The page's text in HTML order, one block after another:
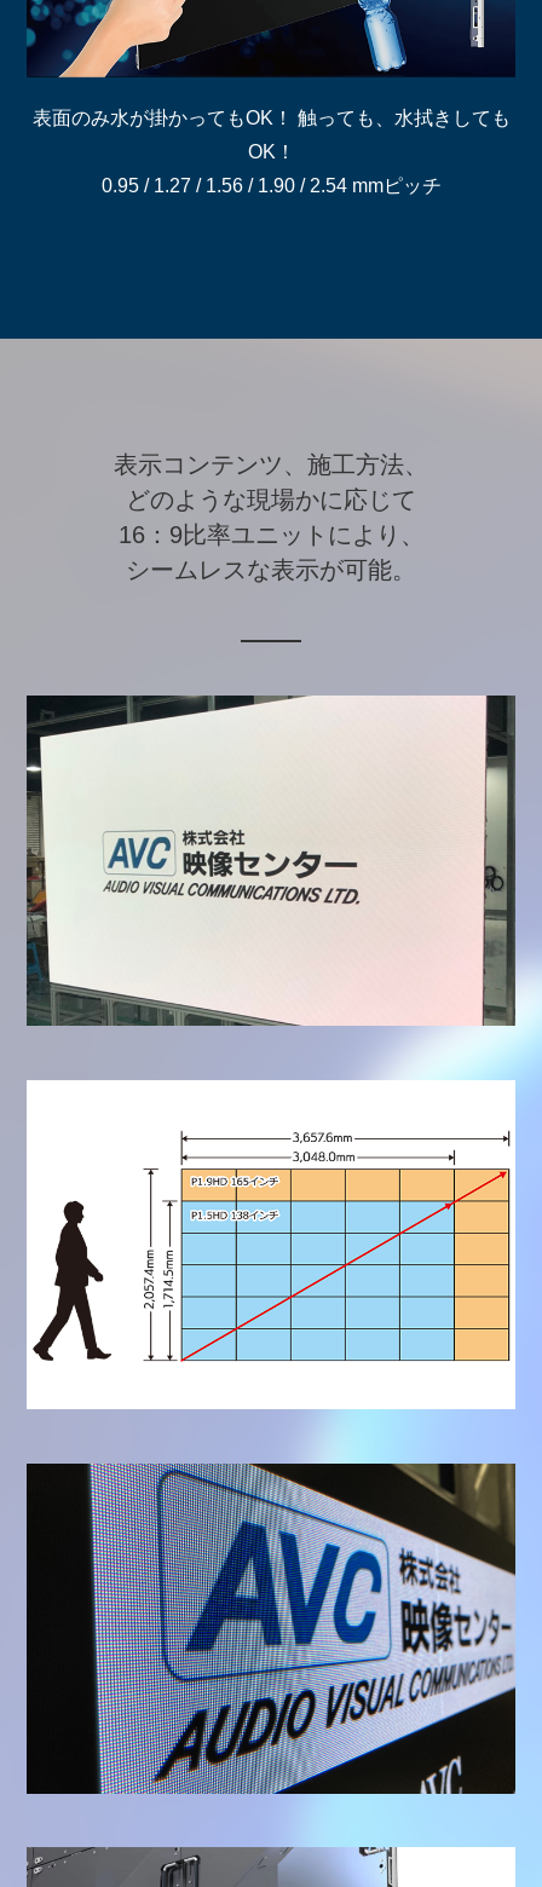
表面のみ水が掛かってもOK！ 触っても、水拭きしても
OK！
0.95 / 1.27 / 1.56 / 1.90 / 2.54 mmピッチ
表示コンテンツ、施工方法、
どのような現場かに応じて
16：9比率ユニットにより、
シームレスな表示が可能。